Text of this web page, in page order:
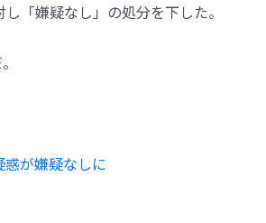
「嫌疑なし」の処分を下した。
惑が嫌疑なしに